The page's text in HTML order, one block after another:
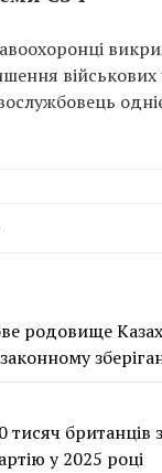
військових
родовище
британців
у 2025 році